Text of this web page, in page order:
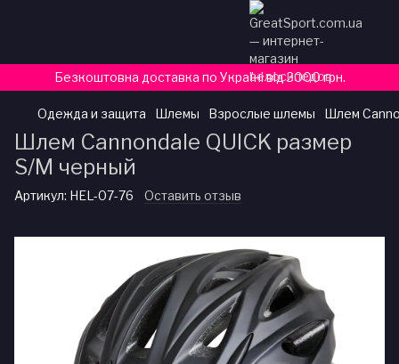
Безкоштовна доставка по Україні від 3000 грн.
Одежда и защита Шлемы Взрослые шлемы Шлем
Шлем Cannondale QUICK размер
S/M черный
Артикул: HEL-07-76 Оставить отзыв